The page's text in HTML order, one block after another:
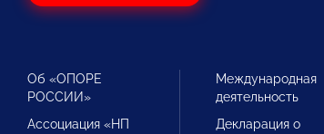
Об «ОПОРЕ
РОССИИ»
Ассоциация «НП
Международная
деятельность
Декларация о